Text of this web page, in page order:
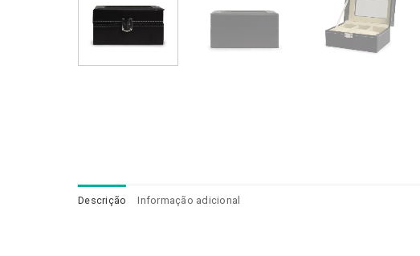
Descrição Informação adicional